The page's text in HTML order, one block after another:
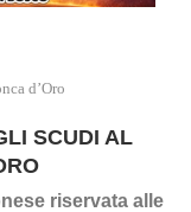
d’Oro
SCUDI AL
riservata alle